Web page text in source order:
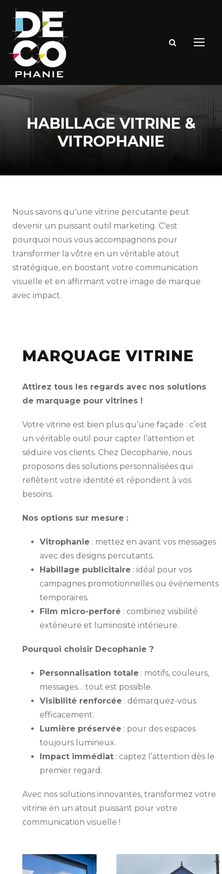
HABILLAGE VITRINE &
VITROPHANIE
Nous savons qu'une vitrine percutante peut
devenir un puissant outil marketing. C'est
pourquoi nous vous accompagnons pour
transformer la vôtre en un véritable atout
stratégique, en boostant votre communication
visuelle et en affirmant votre image de marque
avec impact.
MARQUAGE VITRINE
Attirez tous les regards avec nos solutions
de marquage pour vitrines !
Votre vitrine est bien plus qu’une façade : c’est
un véritable outil pour capter l’attention et
séduire vos clients. Chez Decophanie, nous
proposons des solutions personnalisées qui
reflètent votre identité et répondent à vos
besoins.
Nos options sur mesure :
Vitrophanie : mettez en avant vos messages
avec des designs percutants.
Habillage publicitaire : idéal pour vos
campagnes promotionnelles ou événements
temporaires.
Film micro-perforé : combinez visibilité
extérieure et luminosité intérieure.
Pourquoi choisir Decophanie ?
Personnalisation totale : motifs, couleurs,
messages… tout est possible.
Visibilité renforcée : démarquez-vous
efficacement.
Lumière préservée : pour des espaces
toujours lumineux.
Impact immédiat : captez l’attention dès le
premier regard.
Avec nos solutions innovantes, transformez votre
vitrine en un atout puissant pour votre
communication visuelle !